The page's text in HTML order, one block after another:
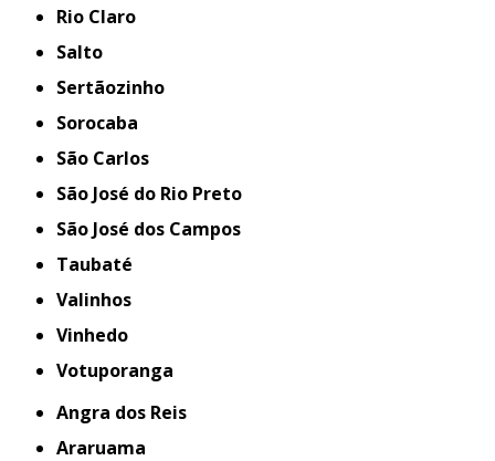
Rio Claro
Salto
Sertãozinho
Sorocaba
São Carlos
São José do Rio Preto
São José dos Campos
Taubaté
Valinhos
Vinhedo
Votuporanga
Angra dos Reis
Araruama